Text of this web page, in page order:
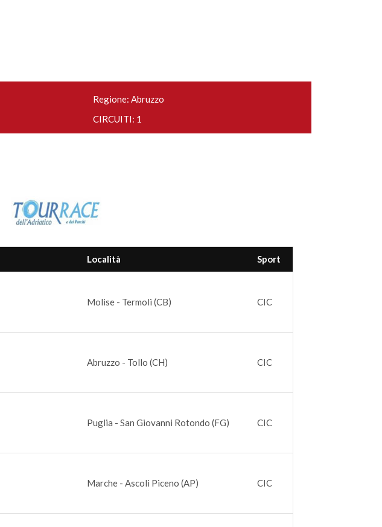
Regione: Abruzzo
CIRCUITI: 1
Località Sport
Molise - Termoli (CB) CIC
Abruzzo - Tollo (CH) CIC
Puglia - San Giovanni Rotondo (FG) CIC
Marche - Ascoli Piceno (AP) CIC